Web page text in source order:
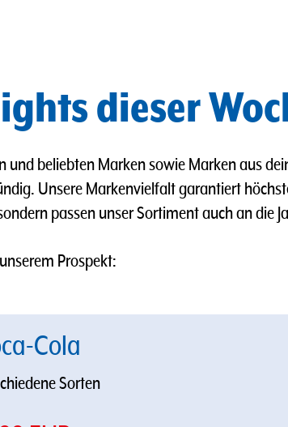
dieser
beliebten Marken sowie Marken aus
Unsere Markenvielfalt garantiert
passen unser Sortiment auch an die
Prospekt:
Cola
Sorten